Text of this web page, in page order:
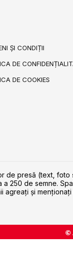
ȘI CONDIȚII
DE
DE COOKIES
de presă (text,
a 250 de semne.
agreaţi şi
©